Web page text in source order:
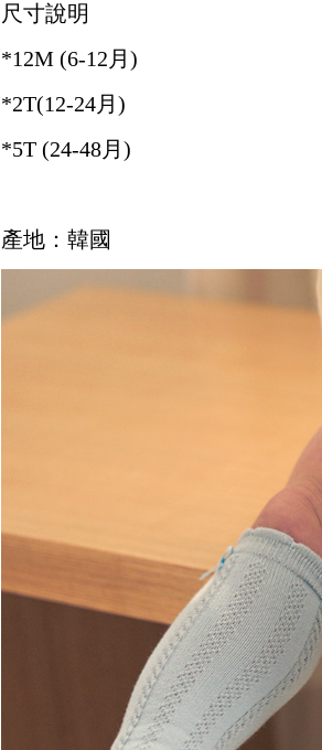
尺寸說明
*12M (6-12月)
*2T(12-24月)
*5T (24-48月)
產地：韓國